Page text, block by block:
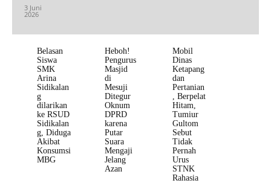
3 Juni
2026
Belasan
Siswa
SMK
Arina
Sidikalan
g
dilarikan
ke RSUD
Sidikalan
g, Diduga
Akibat
Konsumsi
MBG
Heboh!
Pengurus
Masjid
di
Mesuji
Ditegur
Oknum
DPRD
karena
Putar
Suara
Mengaji
Jelang
Azan
Mobil
Dinas
Ketapang
dan
Pertanian
, Berpelat
Hitam,
Tumiur
Gultom
Sebut
Tidak
Pernah
Urus
STNK
Rahasia